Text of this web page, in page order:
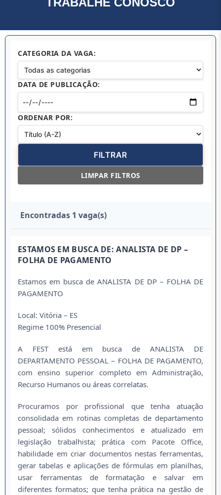
CATEGORIA DA VAGA:
DATA DE PUBLICAÇÃO:
ORDENAR POR:
LIMPAR FILTROS
Encontradas 1 vaga(s)
ESTAMOS EM BUSCA DE: ANALISTA DE DP –
FOLHA DE PAGAMENTO
Estamos em busca de ANALISTA DE DP – FOLHA DE
PAGAMENTO
Local: Vitória – ES
Regime 100% Presencial
A FEST está em busca de ANALISTA DE
DEPARTAMENTO PESSOAL – FOLHA DE PAGAMENTO,
com ensino superior completo em Administração,
Recurso Humanos ou áreas correlatas.
Procuramos por profissional que tenha atuação
consolidada em rotinas completas de departamento
pessoal; sólidos conhecimentos e atualizado em
legislação trabalhista; prática com Pacote Office,
habilidade em criar documentos nestas ferramentas,
gerar tabelas e aplicações de fórmulas em planilhas,
usar ferramentas de formatação e salvar em
diferentes formatos; que tenha prática na gestão de